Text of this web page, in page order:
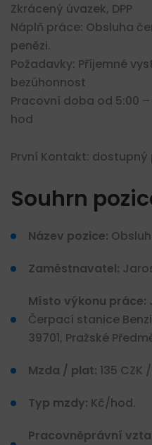
Zkrácený úvazek, DPP
Náplň práce: Obsluha
penězi.
Požadavky: Příjemné
bezúhonnost
Pracovní doba od 5:00 –
hod
První Kontakt: dostupný
Souhrn
Název pozice:
Zaměstnavatel:
Místo výkonu práce:
Čerpací stanice
39701, Pražské
Mzda / plat: 135 CZK
Typ mzdy: Kč/hod.
Pracovněprávní